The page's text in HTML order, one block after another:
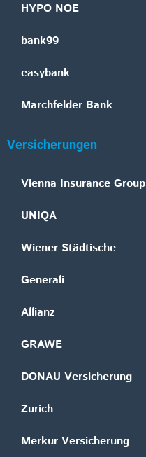
HYPO NOE
bank99
easybank
Marchfelder Bank
Versicherungen
Vienna Insurance Group
UNIQA
Wiener Städtische
Generali
Allianz
GRAWE
DONAU Versicherung
Zurich
Merkur Versicherung